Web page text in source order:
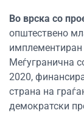
Во врска со
општествено
Меѓугранична
2020,
страна на
демократски